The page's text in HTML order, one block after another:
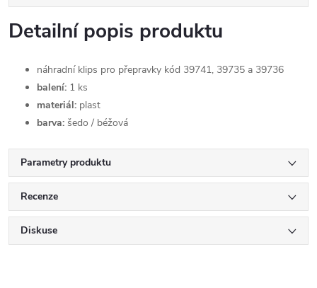
Detailní popis produktu
náhradní klips pro přepravky kód 39741, 39735 a 39736
balení: 1 ks
materiál: plast
barva: šedo / béžová
Parametry produktu
Recenze
Diskuse